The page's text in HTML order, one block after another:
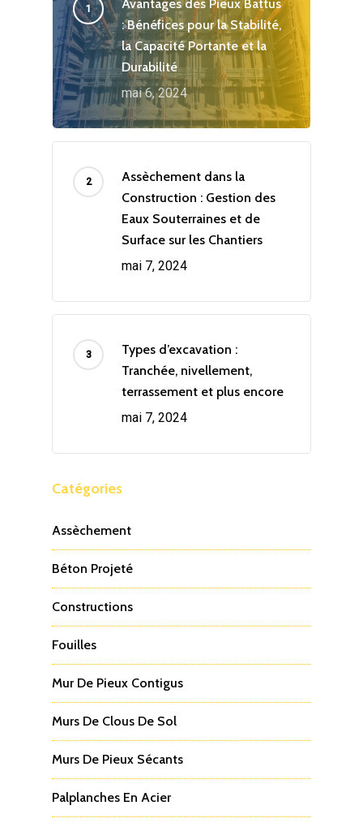
Avantages des Pieux Battus
: Bénéfices pour la Stabilité,
la Capacité Portante et la
Durabilité
mai 6, 2024
Assèchement dans la
Construction : Gestion des
Eaux Souterraines et de
Surface sur les Chantiers
mai 7, 2024
Types d’excavation :
Tranchée, nivellement,
terrassement et plus encore
mai 7, 2024
Catégories
Assèchement
Béton Projeté
Constructions
Fouilles
Mur De Pieux Contigus
Murs De Clous De Sol
Murs De Pieux Sécants
Palplanches En Acier